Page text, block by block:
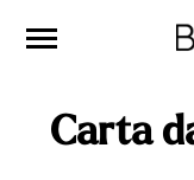
Carta